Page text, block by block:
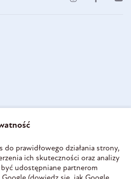
prawidłowego działania strony,
ich skuteczności oraz analizy
udostępniane partnerom